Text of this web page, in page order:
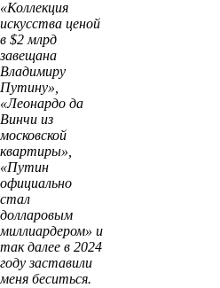
«Коллекция
искусства ценой
в $2 млрд
завещана
Владимиру
Путину»,
«Леонардо да
Винчи из
московской
квартиры»,
«Путин
официально
стал
долларовым
миллиардером» и
так далее в 2024
году заставили
меня беситься.